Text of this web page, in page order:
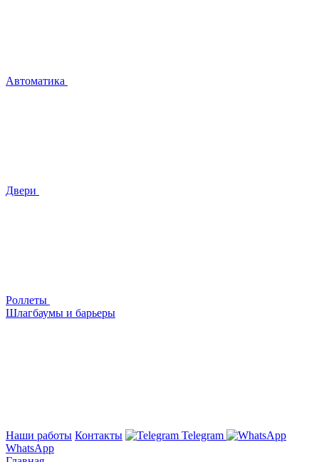
Автоматика
Двери
Роллеты
Шлагбаумы и барьеры
Наши работы Контакты
Telegram
WhatsApp